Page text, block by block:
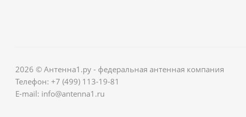
2026 © Антенна1.ру - федеральная антенная компания
Телефон: +7 (499) 113-19-81
E-mail: info@antenna1.ru